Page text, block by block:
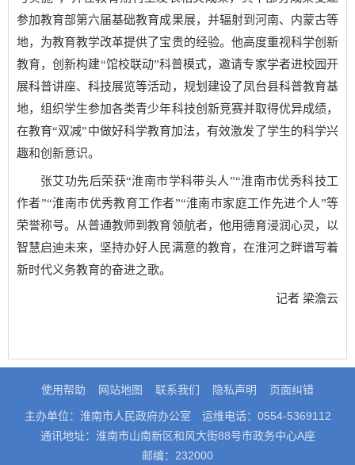
参加教育部第六届基础教育成果展，并辐射到河南、内蒙古等
地，为教育教学改革提供了宝贵的经验。他高度重视科学创新
教育，创新构建“馆校联动”科普模式，邀请专家学者进校园开
展科普讲座、科技展览等活动，规划建设了凤台县科普教育基
地，组织学生参加各类青少年科技创新竞赛并取得优异成绩，
在教育“双减”中做好科学教育加法，有效激发了学生的科学兴
趣和创新意识。
张艾功先后荣获“淮南市学科带头人”“淮南市优秀科技工
作者”“淮南市优秀教育工作者”“淮南市家庭工作先进个人”等
荣誉称号。从普通教师到教育领航者，他用德育浸润心灵，以
智慧启迪未来，坚持办好人民满意的教育，在淮河之畔谱写着
新时代义务教育的奋进之歌。
记者 梁澹云
使用帮助 网站地图 联系我们 隐私声明 页面纠错
主办单位：淮南市人民政府办公室
运维电话：0554-5369112
通讯地址：淮南市山南新区和风大街88号市政务中心A座
邮编：232000